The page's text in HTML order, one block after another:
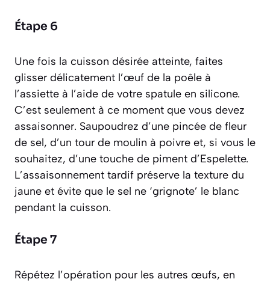
Étape 6
Une fois la cuisson désirée atteinte, faites
glisser délicatement l’œuf de la poêle à
l’assiette à l’aide de votre spatule en silicone.
C’est seulement à ce moment que vous devez
assaisonner. Saupoudrez d’une pincée de fleur
de sel, d’un tour de moulin à poivre et, si vous le
souhaitez, d’une touche de piment d’Espelette.
L’assaisonnement tardif préserve la texture du
jaune et évite que le sel ne ‘grignote’ le blanc
pendant la cuisson.
Étape 7
Répétez l’opération pour les autres œufs, en